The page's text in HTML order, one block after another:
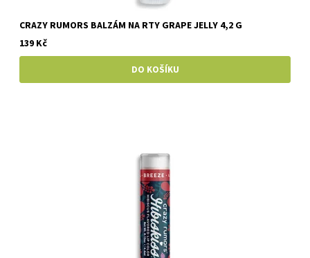
CRAZY RUMORS BALZÁM NA RTY GRAPE JELLY 4,2 G
139 Kč